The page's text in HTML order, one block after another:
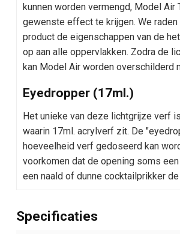
kunnen worden vermengd, Model
gewenste effect te krijgen. We
product de eigenschappen van de
op aan alle oppervlakken. Zodra de
kan Model Air worden
Eyedropper (17ml.)
Het unieke van deze lichtgrijze verf
waarin 17ml. acrylverf zit. De
hoeveelheid verf gedoseerd kan
voorkomen dat de opening soms
een naald of dunne cocktailprikker
Specificaties